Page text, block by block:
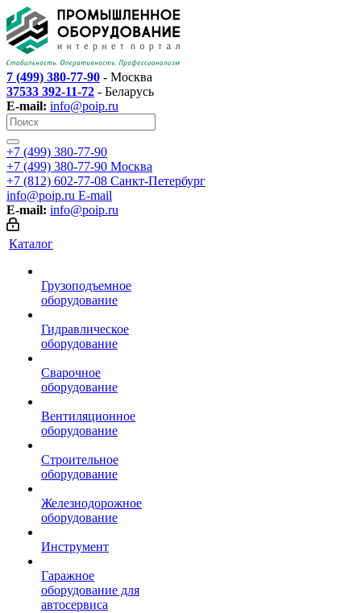
7 (499) 380-77-90 - Москва
37533 392-11-72 - Беларусь
E-mail: info@poip.ru
+7 (499) 380-77-90
+7 (499) 380-77-90 Москва
+7 (812) 602-77-08 Санкт-Петербург
info@poip.ru E-mail
E-mail: info@poip.ru
Каталог
Грузоподъемное
оборудование
Гидравлическое
оборудование
Сварочное
оборудование
Вентиляционное
оборудование
Строительное
оборудование
Железнодорожное
оборудование
Инструмент
Гаражное
оборудование для
автосервиса